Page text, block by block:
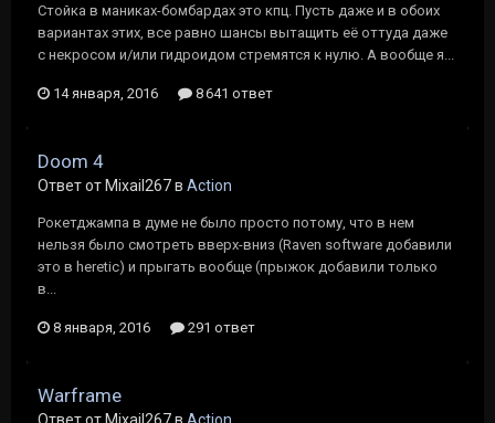
Cтойка в маниках-бомбардах это кпц. Пусть даже и в обоих
вариантах этих, все равно шансы вытащить её оттуда даже
с некросом и/или гидроидом стремятся к нулю. А вообще я...
14 января, 2016 8 641 ответ
Doom 4
Ответ от Mixail267 в Action
Рокетджампа в думе не было просто потому, что в нем
нельзя было смотреть вверх-вниз (Raven software добавили
это в heretic) и прыгать вообще (прыжок добавили только
в...
8 января, 2016 291 ответ
Warframe